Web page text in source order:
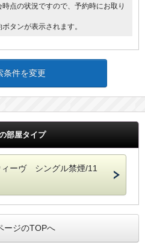
点の状況ですので、予約時にお取り
タンが表示されます。
条件を変更
部屋タイプ
ィーヴ シングル禁煙/11
ージのTOPへ